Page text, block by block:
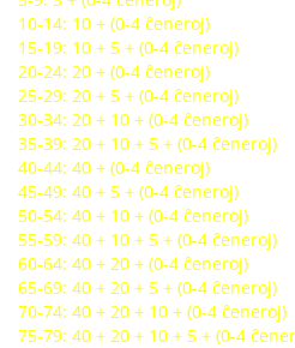
10-14: 10 + (0-4 ĉeneroj)
15-19: 10 + 5 + (0-4 ĉeneroj)
20-24: 20 + (0-4 ĉeneroj)
25-29: 20 + 5 + (0-4 ĉeneroj)
30-34: 20 + 10 + (0-4 ĉeneroj)
35-39: 20 + 10 + 5 + (0-4 ĉeneroj)
40-44: 40 + (0-4 ĉeneroj)
45-49: 40 + 5 + (0-4 ĉeneroj)
50-54: 40 + 10 + (0-4 ĉeneroj)
55-59: 40 + 10 + 5 + (0-4 ĉeneroj)
60-64: 40 + 20 + (0-4 ĉeneroj)
65-69: 40 + 20 + 5 + (0-4 ĉeneroj)
70-74: 40 + 20 + 10 + (0-4 ĉeneroj)
75-79: 40 + 20 + 10 + 5 + (0-4